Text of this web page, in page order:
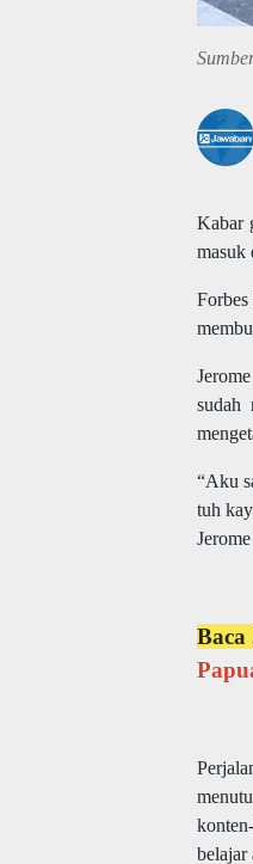
Kabar
masuk
sudah
“Aku
tuh
Baca
belajar